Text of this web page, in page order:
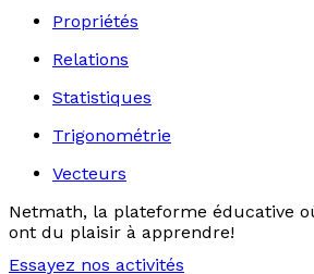
Propriétés
Relations
Statistiques
Trigonométrie
Vecteurs
Netmath, la plateforme éducative
ont du plaisir à apprendre!
Essayez nos activités